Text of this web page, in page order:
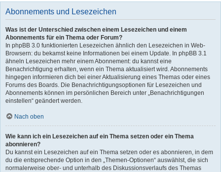
Abonnements und Lesezeichen
Was ist der Unterschied zwischen einem Lesezeichen und einem
Abonnements für ein Thema oder Forum?
In phpBB 3.0 funktionierten Lesezeichen ähnlich den Lesezeichen in Web-
Browsern: du bekamst keine Informationen bei einem Update. In phpBB 3.1
ähneln Lesezeichen mehr einem Abonnement: du kannst eine
Benachrichtigung erhalten, wenn ein Thema aktualisiert wird. Abonnements
hingegen informieren dich bei einer Aktualisierung eines Themas oder eines
Forums des Boards. Die Benachrichtigungsoptionen für Lesezeichen und
Abonnements können im persönlichen Bereich unter „Benachrichtigungen
einstellen“ geändert werden.
Nach oben
Wie kann ich ein Lesezeichen auf ein Thema setzen oder ein Thema
abonnieren?
Du kannst ein Lesezeichen auf ein Thema setzen oder es abonnieren, in dem
du die entsprechende Option in den „Themen-Optionen“ auswählst, die sich
normalerweise ober- und unterhalb des Diskussionsverlaufs des Themas